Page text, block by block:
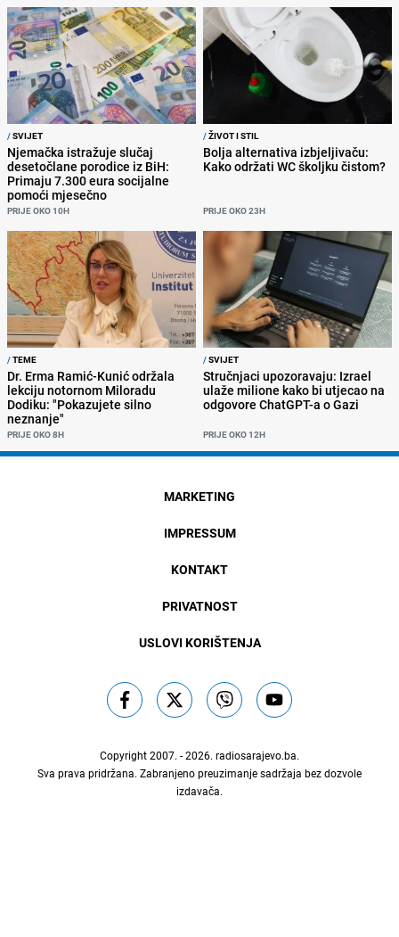
/SVIJET
Njemačka istražuje slučaj
desetočlane porodice iz BiH:
Primaju 7.300 eura socijalne
pomoći mjesečno
PRIJE OKO 10H
/ŽIVOT I STIL
Bolja alternativa izbjeljivaču:
Kako održati WC školjku čistom?
PRIJE OKO 23H
/TEME
Dr. Erma Ramić-Kunić održala
lekciju notornom Miloradu
Dodiku: "Pokazujete silno
neznanje"
PRIJE OKO 8H
/SVIJET
Stručnjaci upozoravaju: Izrael
ulaže milione kako bi utjecao na
odgovore ChatGPT-a o Gazi
PRIJE OKO 12H
MARKETING
IMPRESSUM
KONTAKT
PRIVATNOST
USLOVI KORIŠTENJA
Copyright 2007. - 2026. radiosarajevo.ba.
Sva prava pridržana. Zabranjeno preuzimanje sadržaja bez dozvole
izdavača.